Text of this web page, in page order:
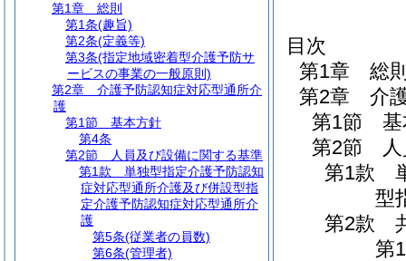
目次
第1章
総
第2章
介
第1節
第2節
第1款
型
第2款
第
第1章
総則
第1条(趣旨)
第2条(定義等)
第3条(指定地域密着型介護予防サ
ービスの事業の一般原則)
第2章
介護予防認知症対応型通所介
護
第1節
基本方針
第4条
第2節
人員及び設備に関する基準
第1款
単独型指定介護予防認知
症対応型通所介護及び併設型指
定介護予防認知症対応型通所介
護
第5条(従業者の員数)
第6条(管理者)